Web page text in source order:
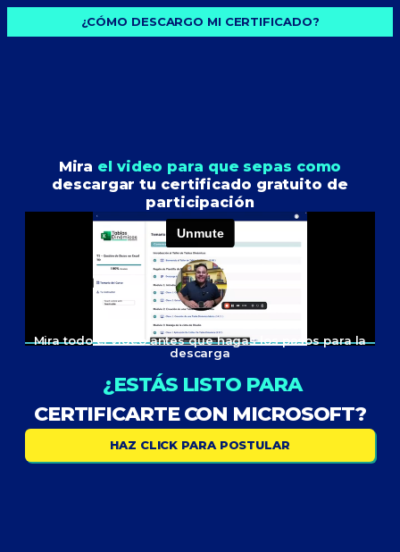
¿CÓMO DESCARGO MI CERTIFICADO?
Mira el video para que sepas como
descargar tu certificado gratuito de
participación
Mira todo el video antes que hagas los pasos para la
descarga
¿ESTÁS LISTO PARA
CERTIFICARTE CON MICROSOFT?
HAZ CLICK PARA POSTULAR